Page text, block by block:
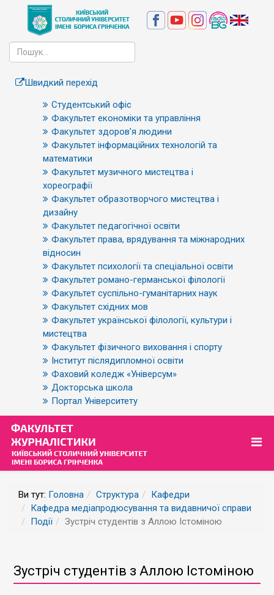
Швидкий перехід
Студентський офіс
Факультет економіки та управління
Факультет здоров’я людини
Факультет інформаційних технологій та
математики
Факультет музичного мистецтва і
хореографії
Факультет образотворчого мистецтва і
дизайну
Факультет педагогічної освіти
Факультет права, врядування та міжнародних
відносин
Факультет психології та спеціальної освіти
Факультет романо-германської філології
Факультет суспільно-гуманітарних наук
Факультет східних мов
Факультет української філології, культури і
мистецтва
Факультет фізичного виховання і спорту
Інститут післядипломної освіти
Фаховий коледж «Універсум»
Докторська школа
Портал Університету
Ви тут: Головна Структура
Кафедри
Кафедра медіапродюсування та видавничої справи
Події
Зустріч студентів з Аллою Істоміною
Зустріч студентів з Аллою Істоміною